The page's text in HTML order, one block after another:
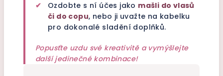
✔
Ozdobte s ní účes jako mašli do vlasů
či do copu, nebo ji uvažte na kabelku
pro dokonalé sladění doplňků.
Popusťte uzdu své kreativitě a vymýšlejte
další jedinečné kombinace!